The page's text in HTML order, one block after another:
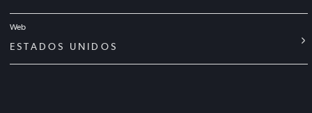
Web
ESTADOS UNIDOS